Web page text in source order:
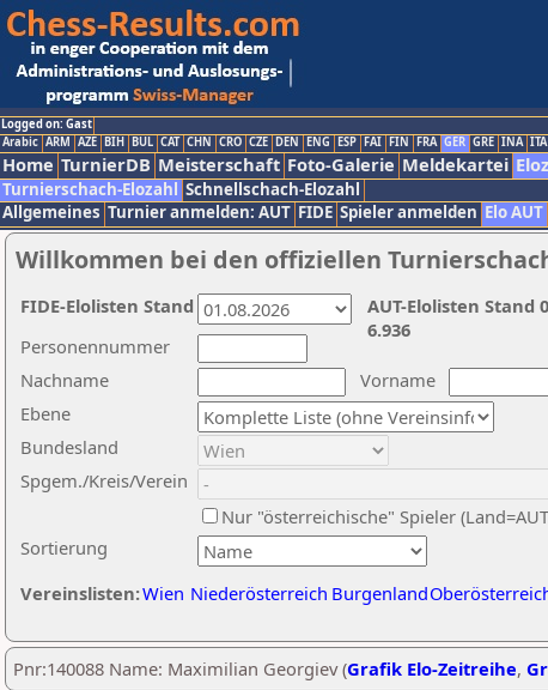
Logged on: Gast
Arabic ARM AZE BIH BUL CAT CHN CRO CZE DEN ENG ESP FAI FIN FRA GER GRE INA ITA
Home TurnierDB Meisterschaft Foto-Galerie Meldekartei
Turnierschach-Elozahl Schnellschach-Elozahl
Allgemeines Turnier anmelden: AUT FIDE Spieler anmelden Elo AUT
Willkommen bei den offiziellen
Nachname
Vorname
Ebene
Sortierung
Personennummer
Bundesland
Spgem./Kreis/Verein
Nur "österreichische" Spieler
Vereinslisten:Wien Niederösterreich Burgenland
AUT-Elolisten Stand
6.936
FIDE-Elolisten Stand
Pnr:140088 Name: Maximilian Georgiev (Grafik Elo-Zeitreihe,